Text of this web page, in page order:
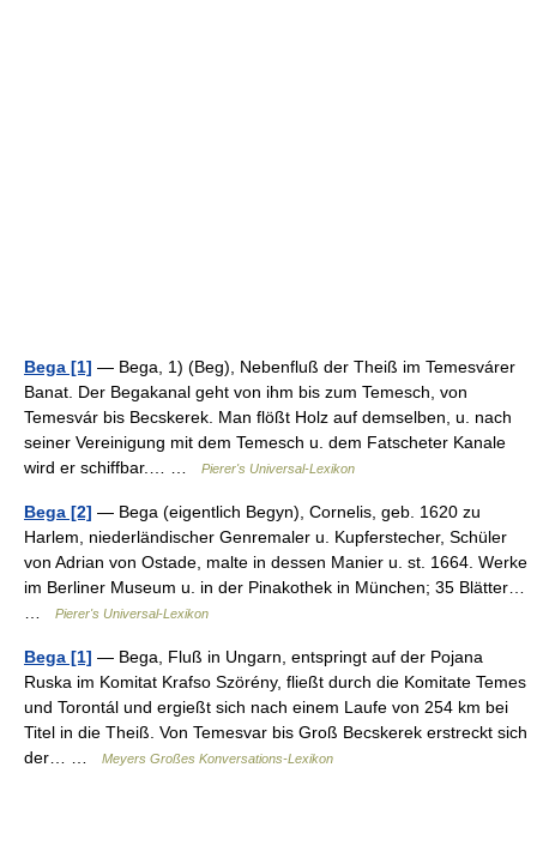
Bega [1] — Bega, 1) (Beg), Nebenfluß der Theiß im Temesvárer
Banat. Der Begakanal geht von ihm bis zum Temesch, von
Temesvár bis Becskerek. Man flößt Holz auf demselben, u. nach
seiner Vereinigung mit dem Temesch u. dem Fatscheter Kanale
wird er schiffbar.… …
Pierer's Universal-Lexikon
Bega [2] — Bega (eigentlich Begyn), Cornelis, geb. 1620 zu
Harlem, niederländischer Genremaler u. Kupferstecher, Schüler
von Adrian von Ostade, malte in dessen Manier u. st. 1664. Werke
im Berliner Museum u. in der Pinakothek in München; 35 Blätter…
Pierer's Universal-Lexikon
Bega [1] — Bega, Fluß in Ungarn, entspringt auf der Pojana
Ruska im Komitat Krafso Szörény, fließt durch die Komitate Temes
und Torontál und ergießt sich nach einem Laufe von 254 km bei
Titel in die Theiß. Von Temesvar bis Groß Becskerek erstreckt sich
der… …
Meyers Großes Konversations-Lexikon